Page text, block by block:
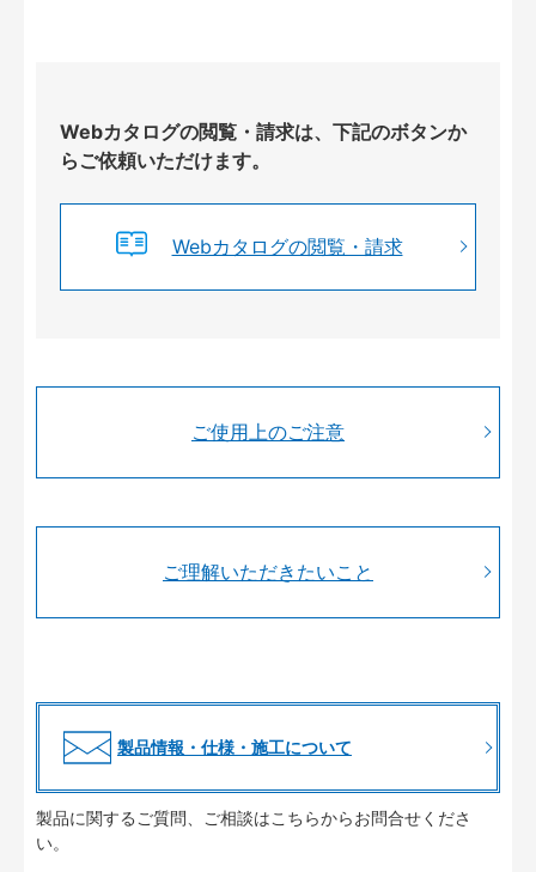
Webカタログの閲覧・請求は、下記のボタンか
らご依頼いただけます。
Webカタログの閲覧・請求
ご使用上のご注意
ご理解いただきたいこと
製品情報・仕様・施工について
製品に関するご質問、ご相談はこちらからお問合せくださ
い。